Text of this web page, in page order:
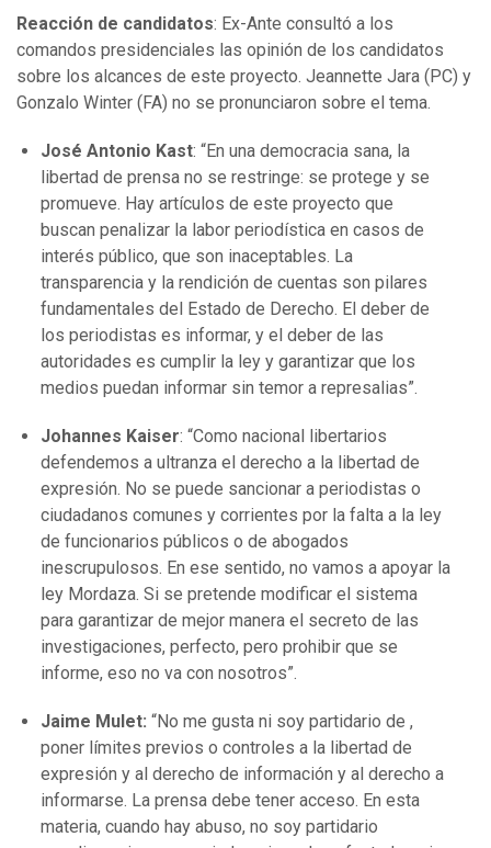
Reacción de candidatos: Ex-Ante consultó a los
comandos presidenciales las opinión de los candidatos
sobre los alcances de este proyecto. Jeannette Jara (PC) y
Gonzalo Winter (FA) no se pronunciaron sobre el tema.
José Antonio Kast: “En una democracia sana, la
libertad de prensa no se restringe: se protege y se
promueve. Hay artículos de este proyecto que
buscan penalizar la labor periodística en casos de
interés público, que son inaceptables. La
transparencia y la rendición de cuentas son pilares
fundamentales del Estado de Derecho. El deber de
los periodistas es informar, y el deber de las
autoridades es cumplir la ley y garantizar que los
medios puedan informar sin temor a represalias”.
Johannes Kaiser: “Como nacional libertarios
defendemos a ultranza el derecho a la libertad de
expresión. No se puede sancionar a periodistas o
ciudadanos comunes y corrientes por la falta a la ley
de funcionarios públicos o de abogados
inescrupulosos. En ese sentido, no vamos a apoyar la
ley Mordaza. Si se pretende modificar el sistema
para garantizar de mejor manera el secreto de las
investigaciones, perfecto, pero prohibir que se
informe, eso no va con nosotros”.
Jaime Mulet: “No me gusta ni soy partidario de ,
poner límites previos o controles a la libertad de
expresión y al derecho de información y al derecho a
informarse. La prensa debe tener acceso. En esta
materia, cuando hay abuso, no soy partidario